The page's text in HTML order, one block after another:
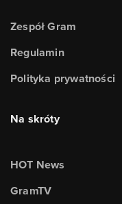
Zespół Gram
Regulamin
Polityka prywatności
Na skróty
HOT News
GramTV